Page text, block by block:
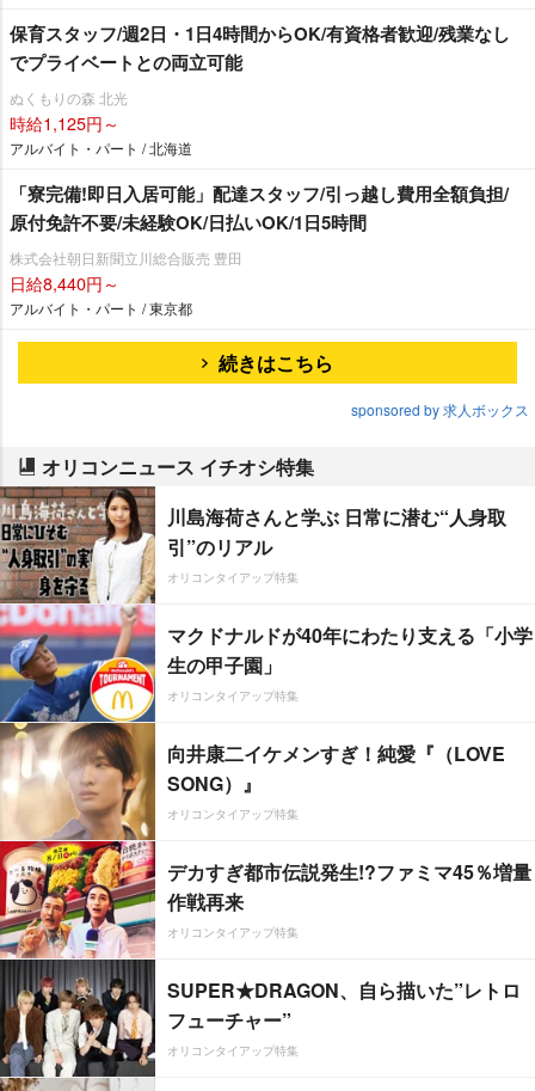
保育スタッフ/週2日・1日4時間からOK/有資格者歓迎/残業なし
でプライベートとの両立可能
ぬくもりの森 北光
時給1,125円～
アルバイト・パート / 北海道
「寮完備!即日入居可能」配達スタッフ/引っ越し費用全額負担/
原付免許不要/未経験OK/日払いOK/1日5時間
株式会社朝日新聞立川総合販売 豊田
日給8,440円～
アルバイト・パート / 東京都
続きはこちら
sponsored by 求人ボックス
オリコンニュース イチオシ特集
川島海荷さんと学ぶ 日常に潜む“人身取
引”のリアル
オリコンタイアップ特集
マクドナルドが40年にわたり支える「小学
生の甲子園」
オリコンタイアップ特集
向井康二イケメンすぎ！純愛『（LOVE
SONG）』
オリコンタイアップ特集
デカすぎ都市伝説発生!?ファミマ45％増量
作戦再来
オリコンタイアップ特集
SUPER★DRAGON、自ら描いた”レトロ
フューチャー”
オリコンタイアップ特集